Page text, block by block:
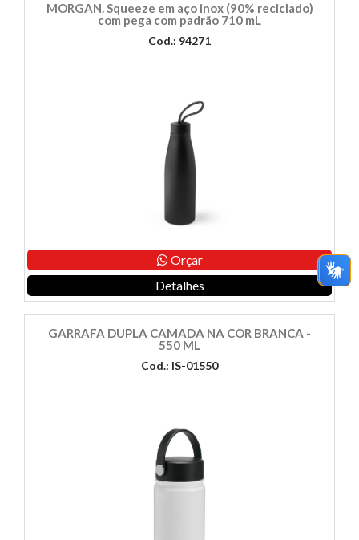
MORGAN. Squeeze em aço inox (90% reciclado)
com pega com padrão 710 mL
Cod.: 94271
Orçar
Detalhes
GARRAFA DUPLA CAMADA NA COR BRANCA -
550 ML
Cod.: IS-01550